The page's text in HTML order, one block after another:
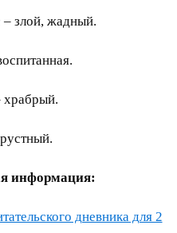
– злой, жадный.
информация:
дневника для 2